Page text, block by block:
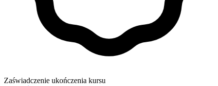
Zaświadczenie ukończenia kursu